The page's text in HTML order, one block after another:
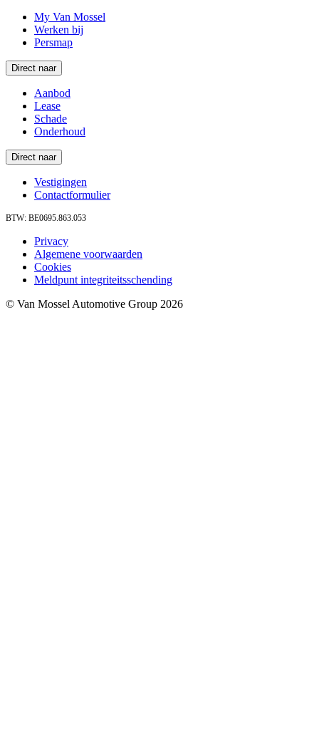
My Van Mossel
Werken bij
Persmap
Direct naar
Aanbod
Lease
Schade
Onderhoud
Direct naar
Vestigingen
Contactformulier
BTW: BE0695.863.053
Privacy
Algemene voorwaarden
Cookies
Meldpunt integriteitsschending
© Van Mossel Automotive Group 2026